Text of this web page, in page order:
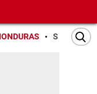
SAN PEDRO